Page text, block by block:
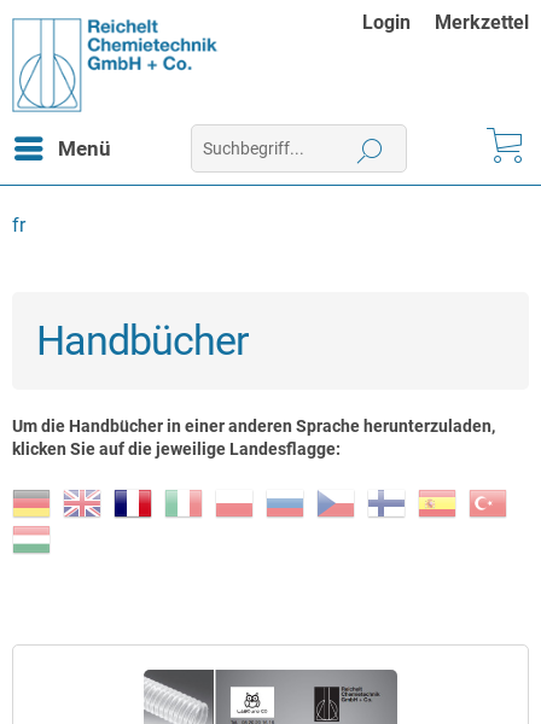
Login Merkzettel
Menü
fr
Handbücher
Um die Handbücher in einer anderen Sprache herunterzuladen,
klicken Sie auf die jeweilige Landesflagge: